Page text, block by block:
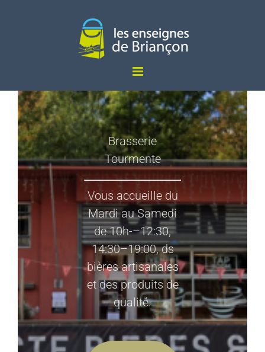
Brasserie
Tourmente
Vous accueille du
Mardi au Samedi
de 10h-–12:30,
14:30–19:00, ds
bières artisanales
et des produits de
qualité.